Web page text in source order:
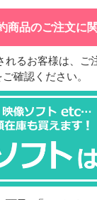
商品のご注文に
るお客様は、ご
確認ください。